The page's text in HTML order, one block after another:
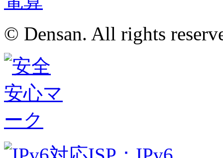
© Densan. All rights